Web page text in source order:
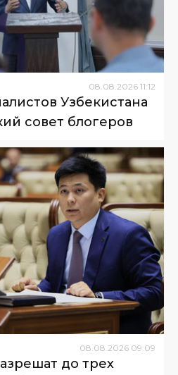
08 08 2026 11:12
Узбекистана
совет блогеров
08.08.2026 09:09
до трех